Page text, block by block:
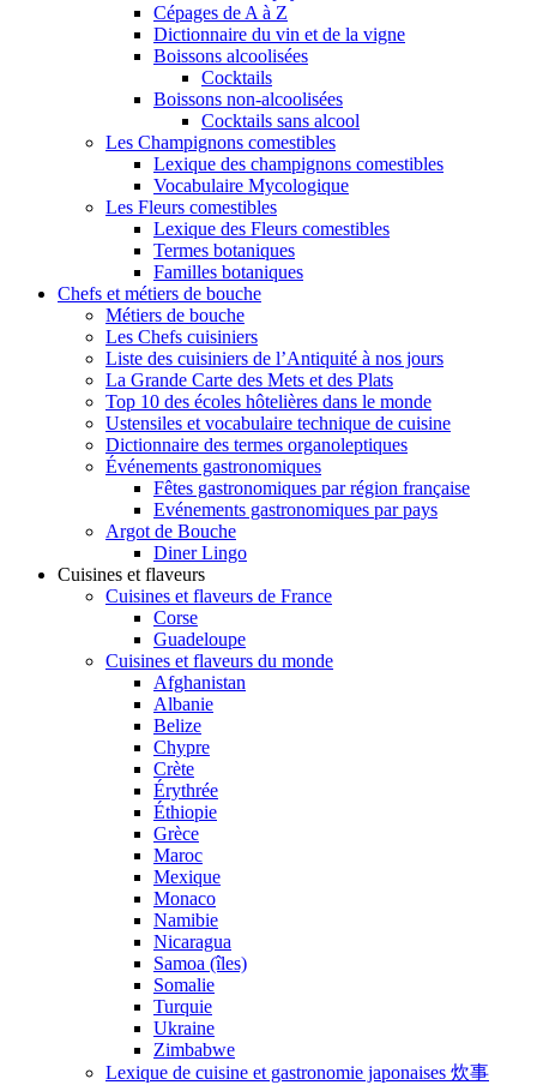
Cépages de A à Z
Dictionnaire du vin et de la vigne
Boissons alcoolisées
Cocktails
Boissons non-alcoolisées
Cocktails sans alcool
Les Champignons comestibles
Lexique des champignons comestibles
Vocabulaire Mycologique
Les Fleurs comestibles
Lexique des Fleurs comestibles
Termes botaniques
Familles botaniques
Chefs et métiers de bouche
Métiers de bouche
Les Chefs cuisiniers
Liste des cuisiniers de l’Antiquité à nos jours
La Grande Carte des Mets et des Plats
Top 10 des écoles hôtelières dans le monde
Ustensiles et vocabulaire technique de cuisine
Dictionnaire des termes organoleptiques
Événements gastronomiques
Fêtes gastronomiques par région française
Evénements gastronomiques par pays
Argot de Bouche
Diner Lingo
Cuisines et flaveurs
Cuisines et flaveurs de France
Corse
Guadeloupe
Cuisines et flaveurs du monde
Afghanistan
Albanie
Belize
Chypre
Crète
Érythrée
Éthiopie
Grèce
Maroc
Mexique
Monaco
Namibie
Nicaragua
Samoa (îles)
Somalie
Turquie
Ukraine
Zimbabwe
Lexique de cuisine et gastronomie japonaises 炊事